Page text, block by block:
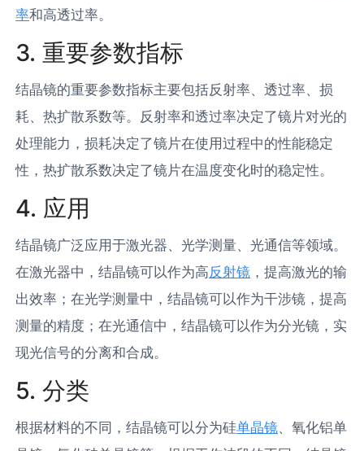
率和高透过率。
3. 重要参数指标
结晶镜的重要参数指标主要包括反射率、透过率、损
耗、热扩散系数等。反射率和透过率决定了镜片对光的
处理能力，损耗决定了镜片在使用过程中的性能稳定
性，热扩散系数决定了镜片在温度变化时的稳定性。
4. 应用
结晶镜广泛应用于激光器、光学测量、光通信等领域。
在激光器中，结晶镜可以作为高反射镜 ，提高激光的输
出效率；在光学测量中，结晶镜可以作为干涉镜，提高
测量的精度；在光通信中，结晶镜可以作为分光镜，实
现光信号的分离和合成。
5. 分类
根据材料的不同，结晶镜可以分为硅单晶镜、氧化铝单